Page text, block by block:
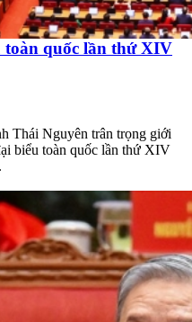
quốc lần thứ XIV
Thái Nguyên trân trọng giới
biểu toàn quốc lần thứ XIV